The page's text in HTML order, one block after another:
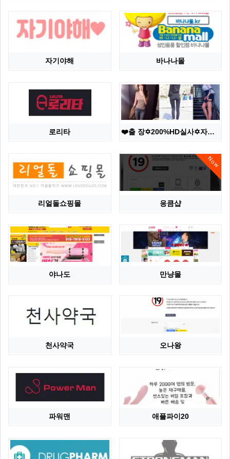
자기야해 바나나몰
로리타 ❤️출 장✡️200%HD실사✡️자연산↘슬림↗가슴✅실물초…
리얼돌쇼핑몰
Now
응큼샵
야나도 만냥몰
천사약국 오나왕
파워맨 애플파이20